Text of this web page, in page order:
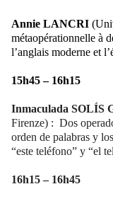
Annie LANCRI
métaopérationnelle à
l’anglais moderne et
15h45 – 16h15
Inmaculada SOLÍS
Firenze) : Dos
orden de palabras y
“este teléfono” y “el
16h15 – 16h45